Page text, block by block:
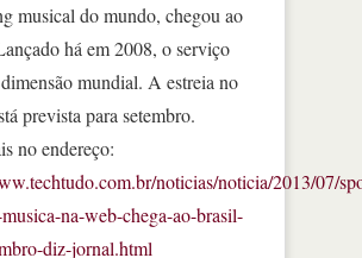
musical do mundo, chegou ao
há em 2008, o serviço
mundial. A estreia no
prevista para setembro.
no endereço:
noticias/noticia/2013/07/
na-web-chega-ao-brasil-
diz-jornal.html